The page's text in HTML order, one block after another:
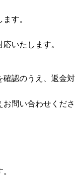
す。
いたします。
確認のうえ、返金対
問い合わせくださ